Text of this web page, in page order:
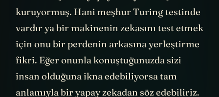
ama sonuçta bir yapay zekayla iletişim
kuruyormuş. Hani meşhur Turing testinde
vardır ya bir makinenin zekasını test etmek
için onu bir perdenin arkasına yerleştirme
fikri. Eğer onunla konuştuğunuzda sizi
insan olduğuna ikna edebiliyorsa tam